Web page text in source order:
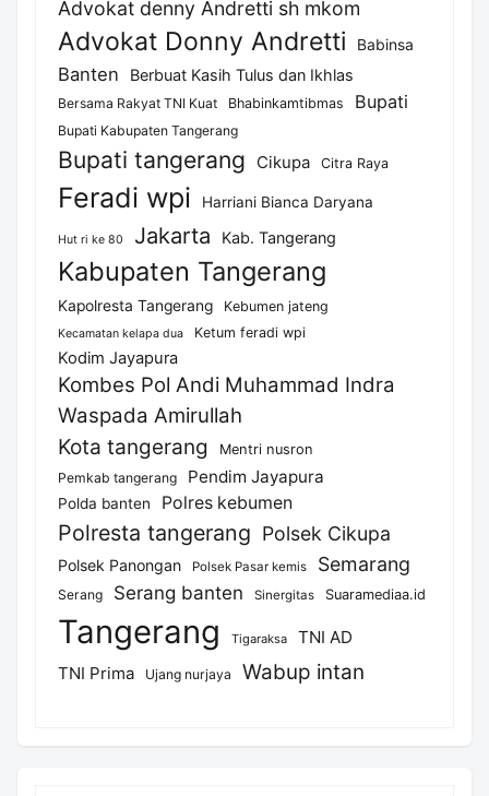
Advokat denny Andretti sh mkom
Advokat Donny Andretti Babinsa
Banten Berbuat Kasih Tulus dan Ikhlas
Bersama Rakyat TNI Kuat Bhabinkamtibmas Bupati
Bupati Kabupaten Tangerang
Bupati tangerang Cikupa Citra Raya
Feradi wpi Harriani Bianca Daryana
Hut ri ke 80 Jakarta Kab. Tangerang
Kabupaten Tangerang
Kapolresta Tangerang Kebumen jateng
Kecamatan kelapa dua Ketum feradi wpi
Kodim Jayapura
Kombes Pol Andi Muhammad Indra
Waspada Amirullah
Kota tangerang
Mentri nusron
Pemkab tangerang
Pendim Jayapura
Polda banten Polres kebumen
Polresta tangerang Polsek Cikupa
Polsek Panongan Polsek Pasar kemis Semarang
Serang Serang banten Sinergitas Suaramediaa.id
Tangerang Tigaraksa
TNI AD
TNI Prima
Ujang nurjaya Wabup intan